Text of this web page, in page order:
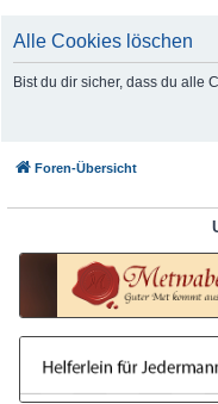
Alle Cookies löschen
Bist du dir sicher, dass du alle
Foren-Übersicht